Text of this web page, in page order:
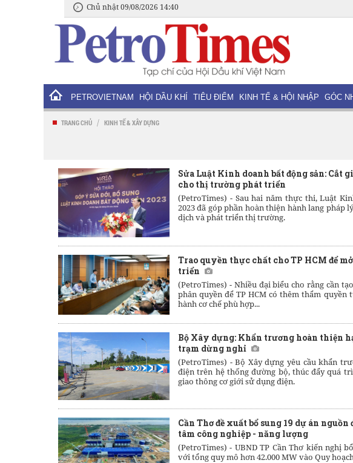
Chủ nhật 09/08/2026 14:40
PETROVIETNAM HỘI DẦU KHÍ TIÊU ĐIỂM KINH TẾ & HỘI NHẬP GÓC
TRANG CHỦ / KINH TẾ & XÂY DỰNG
Sửa Luật Kinh doanh bất động sản: Cắt
cho thị trường phát triển
(PetroTimes) - Sau hai năm thực thi, Luật
2023 đã góp phần hoàn thiện hành lang pháp
dịch và phát triển thị trường.
Trao quyền thực chất cho TP HCM để
triển
(PetroTimes) - Nhiều đại biểu cho rằng cần
phân quyền để TP HCM có thêm thẩm
hành cơ chế phù hợp...
Bộ Xây dựng: Khẩn trương hoàn thiện
trạm dừng nghỉ
(PetroTimes) -Bộ Xây dựng yêu cầu khẩn
điện trên hệ thống đường bộ, thúc đẩy quá
giao thông cơ giới sử dụng điện.
Cần Thơ đề xuất bổ sung 19 dự án
tâm công nghiệp - năng lượng
(PetroTimes) - UBND TP Cần Thơ kiến nghị
với tổng quy mô hơn 42.000 MW vào Quy